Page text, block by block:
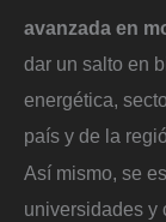
avanzada en
dar un salto en
energética,
país y de la
Así mismo, se
universidades y